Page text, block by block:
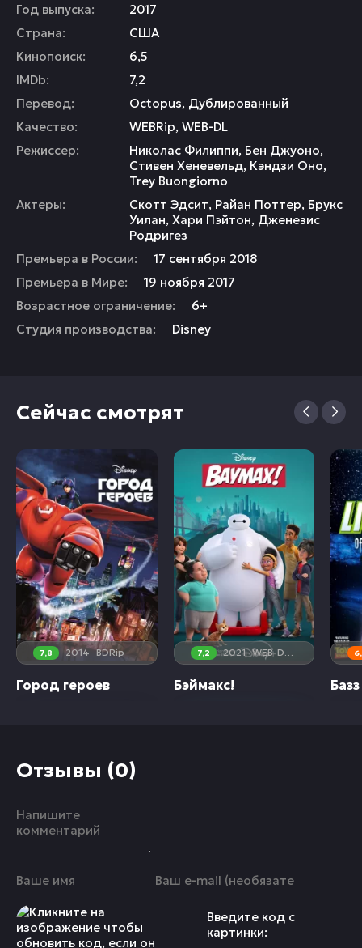
Год выпуска:
2017
Страна:
США
Кинопоиск:
6,5
IMDb:
7,2
Перевод:
Octopus, Дублированный
Качество:
WEBRip, WEB-DL
Режиссер:
Николас Филиппи, Бен Джуоно,
Стивен Хеневельд, Кэндзи Оно,
Trey Buongiorno
Актеры:
Скотт Эдсит, Райан Поттер, Брукс
Уилан, Хари Пэйтон, Дженезис
Родригез
Премьера в России:
17 сентября 2018
Премьера в Мире:
19 ноября 2017
Возрастное ограничение:
6+
Студия производства:
Disney
Сейчас смотрят
7,8 2014 BDRip
Город героев
7,2 2021 WEB-DL, WEBRip
Бэймакс! Базз Лайтер
Отзывы (0)
Введите код с
картинки: